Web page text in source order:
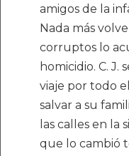
amigos de la
Nada más
corruptos lo
homicidio. C.
viaje por todo
salvar a su
las calles en la
que lo cambió